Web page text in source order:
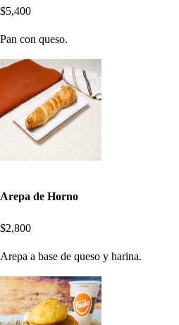
$5,400
Pan con queso.
Arepa de Horno
$2,800
Arepa a base de queso y harina.